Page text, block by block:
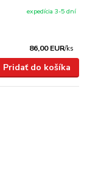
86,00 EUR/ks
expedícia 3-5 dní
Pridať do košíka